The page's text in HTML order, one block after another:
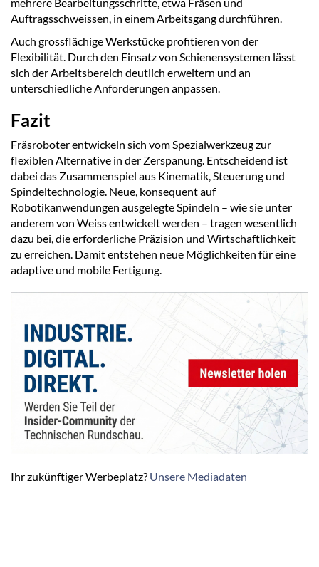
Auftragsschweissen, in einem Arbeitsgang durchführen.
Auch grossflächige Werkstücke profitieren von der
Flexibilität. Durch den Einsatz von Schienensystemen lässt
sich der Arbeitsbereich deutlich erweitern und an
unterschiedliche Anforderungen anpassen.
Fazit
Fräsroboter entwickeln sich vom Spezialwerkzeug zur
flexiblen Alternative in der Zerspanung. Entscheidend ist
dabei das Zusammenspiel aus Kinematik, Steuerung und
Spindeltechnologie. Neue, konsequent auf
Robotikanwendungen ausgelegte Spindeln – wie sie unter
anderem von Weiss entwickelt werden – tragen wesentlich
dazu bei, die erforderliche Präzision und Wirtschaftlichkeit
zu erreichen. Damit entstehen neue Möglichkeiten für eine
adaptive und mobile Fertigung.
Ihr zukünftiger Werbeplatz? Unsere Mediadaten